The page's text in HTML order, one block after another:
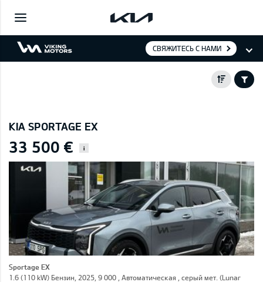
СВЯЖИТЕСЬ С НАМИ
KIA SPORTAGE EX
33 500 € i
Sportage EX
1.6 (110 kW) Бензин, 2025, 9 000 , Автоматическая , серый мет. (Lunar